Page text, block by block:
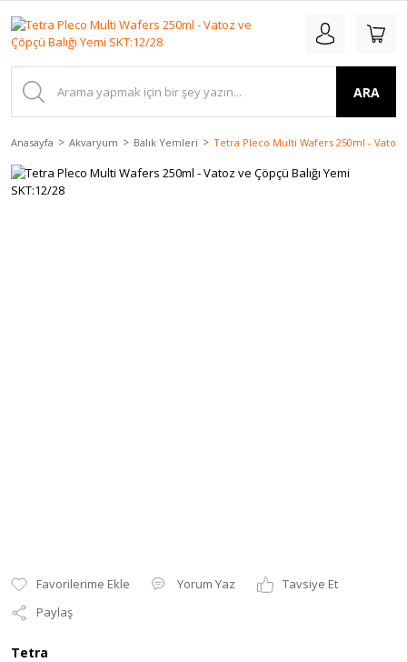
ARA
Anasayfa Akvaryum Balık Yemleri Tetra Pleco Multi Wafers 250ml - Vatoz
Yorum Yaz
Tavsiye Et
Paylaş
Tetra